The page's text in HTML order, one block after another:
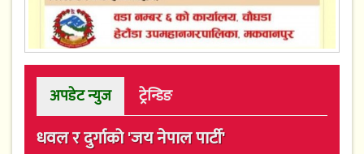
अपडेट न्युज ट्रेन्डिङ
धवल र दुर्गाको 'जय नेपाल पार्टी'